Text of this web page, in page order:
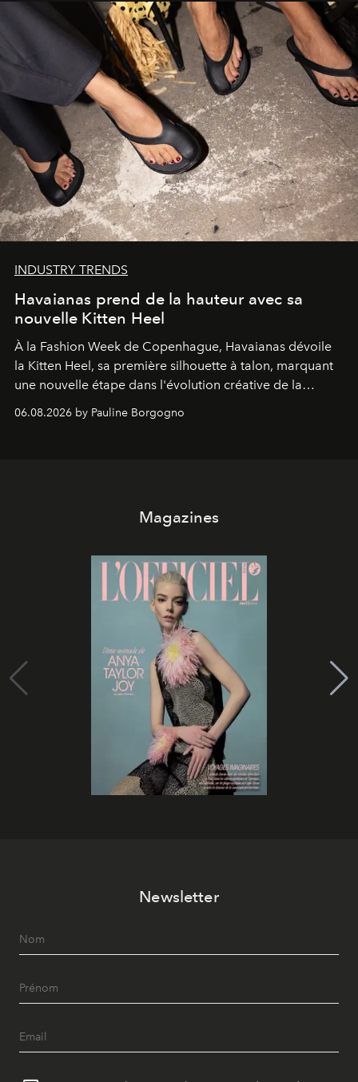
INDUSTRY TRENDS
Havaianas prend de la hauteur avec sa
nouvelle Kitten Heel
À la Fashion Week de Copenhague, Havaianas dévoile
la Kitten Heel, sa première silhouette à talon, marquant
une nouvelle étape dans l'évolution créative de la
06.08.2026 by Pauline Borgogno
Magazines
Newsletter